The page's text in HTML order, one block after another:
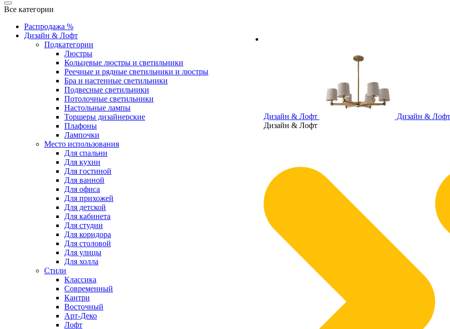
Дизайн & Лофт
Дизайн & Лофт
Дизайн & Лофт
Все категории
Распродажа %
Дизайн & Лофт
Подкатегории
Люстры
Кольцевые люстры и светильники
Реечные и рядные светильники и люстры
Бра и настенные светильники
Подвесные светильники
Потолочные светильники
Настольные лампы
Торшеры дизайнерские
Плафоны
Лампочки
Место использования
Для спальни
Для кухни
Для гостиной
Для ванной
Для офиса
Для прихожей
Для детской
Для кабинета
Для студии
Для коридора
Для столовой
Для улицы
Для холла
Стили
Классика
Современный
Кантри
Восточный
Арт-Деко
Лофт